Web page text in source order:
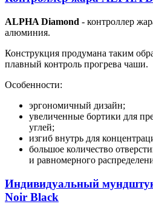
ALPHA Diamond - контроллер
алюминия.
Конструкция продумана таким
плавный контроль прогрева чаши.
Особенности:
эргономичный дизайн;
увеличенные бортики для
углей;
изгиб внутрь для
большое количество
и равномерного
Индивидуальный
Noir Black